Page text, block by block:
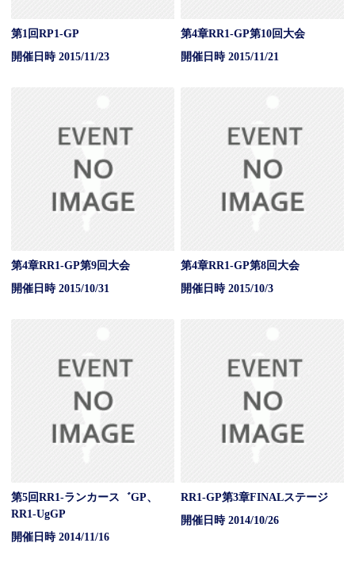
第1回RP1-GP
開催日時 2015/11/23
第4章RR1-GP第10回大会
開催日時 2015/11/21
第4章RR1-GP第9回大会
開催日時 2015/10/31
第4章RR1-GP第8回大会
開催日時 2015/10/3
第5回RR1-ランカース゛GP、
RR1-UgGP
開催日時 2014/11/16
RR1-GP第3章FINALステージ
開催日時 2014/10/26